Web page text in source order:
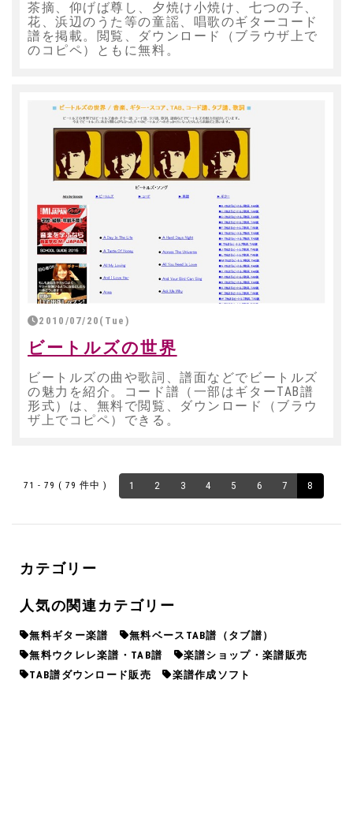
茶摘、仰げば尊し、夕焼け小焼け、七つの子、
花、浜辺のうた等の童謡、唱歌のギターコード
譜を掲載。閲覧、ダウンロード（ブラウザ上で
のコピペ）ともに無料。
2010/07/20(Tue)
ビートルズの世界
ビートルズの曲や歌詞、譜面などでビートルズ
の魅力を紹介。コード譜（一部はギターTAB譜
形式）は、無料で閲覧、ダウンロード（ブラウ
ザ上でコピペ）できる。
71 - 79 ( 79 件中 ) 1 2 3 4 5 6 7 8
カテゴリー
人気の関連カテゴリー
無料ギター楽譜
無料ベースTAB譜（タブ譜）
無料ウクレレ楽譜・TAB譜
楽譜ショップ・楽譜販売
TAB譜ダウンロード販売
楽譜作成ソフト